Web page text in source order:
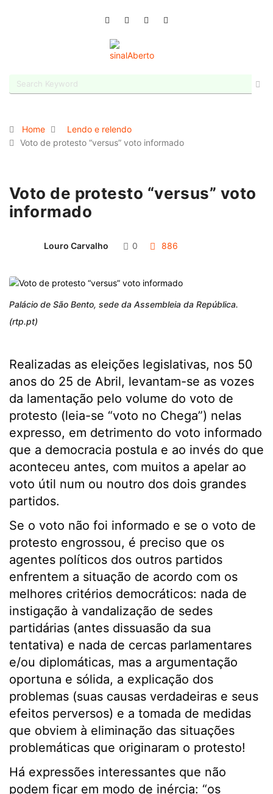
Home
Lendo e relendo
Voto de protesto “versus” voto informado
Voto de protesto “versus” voto
informado
Louro Carvalho 0 886
Palácio de São Bento, sede da Assembleia da República.
(rtp.pt)
Realizadas as eleições legislativas, nos 50
anos do 25 de Abril, levantam-se as vozes
da lamentação pelo volume do voto de
protesto (leia-se “voto no Chega”) nelas
expresso, em detrimento do voto informado
que a democracia postula e ao invés do que
aconteceu antes, com muitos a apelar ao
voto útil num ou noutro dos dois grandes
partidos.
Se o voto não foi informado e se o voto de
protesto engrossou, é preciso que os
agentes políticos dos outros partidos
enfrentem a situação de acordo com os
melhores critérios democráticos: nada de
instigação à vandalização de sedes
partidárias (antes dissuasão da sua
tentativa) e nada de cercas parlamentares
e/ou diplomáticas, mas a argumentação
oportuna e sólida, a explicação dos
problemas (suas causas verdadeiras e seus
efeitos perversos) e a tomada de medidas
que obviem à eliminação das situações
problemáticas que originaram o protesto!
Há expressões interessantes que não
podem ficar em modo de inércia: “os